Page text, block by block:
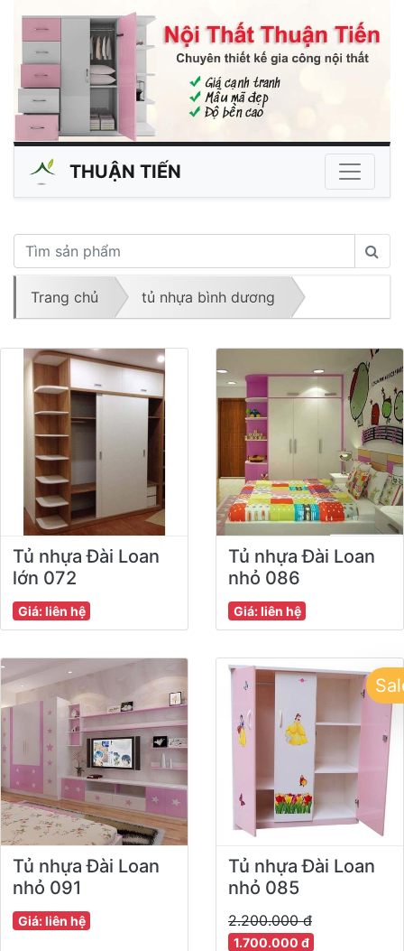
THUẬN TIẾN
Trang chủ tủ nhựa bình dương
Tủ nhựa Đài Loan
lớn 072
Giá: liên hệ
Tủ nhựa Đài Loan
nhỏ 086
Giá: liên hệ
Tủ nhựa Đài Loan
nhỏ 091
Giá: liên hệ
Tủ nhựa Đài Loan
nhỏ 085
2.200.000 đ
1.700.000 đ